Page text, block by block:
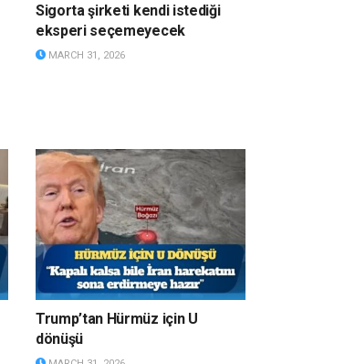
Sigorta şirketi kendi istediği
eksperi seçemeyecek
MARCH 31, 2026
Trump’tan Hürmüz için U
dönüşü